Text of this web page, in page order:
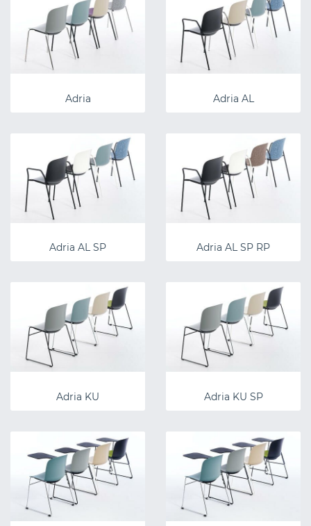
Adria Adria AL
Adria AL SP Adria AL SP RP
Adria KU Adria KU SP